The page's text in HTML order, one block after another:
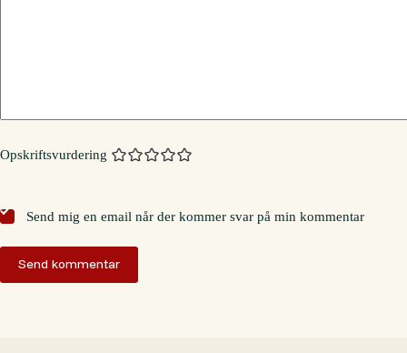
Opskriftsvurdering
Send mig en email når der kommer svar på min kommentar
Send kommentar